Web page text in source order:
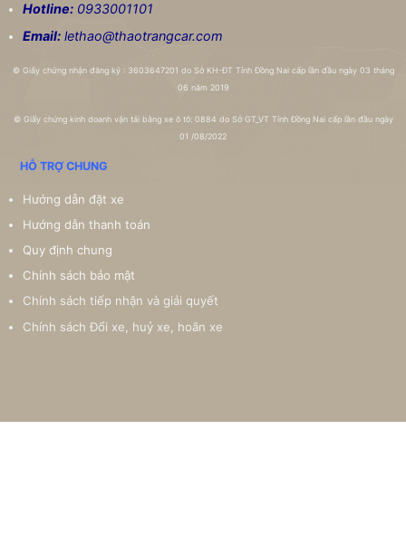
Hotline: 0933001101
Email: lethao@thaotrangcar.com
©Giấy chứng nhận đăng ký : 3603647201 do Sở KH-ĐT Tỉnh Đồng Nai cấp lần đầu ngày 03 tháng
06 năm 2019
©Giấy chứng kinh doanh vận tải bằng xe ô tô: 0884 do Sở GT_VT Tỉnh Đồng Nai cấp lần đầu ngày
01 /08/2022
HỖ TRỢ CHUNG
Hướng dẫn đặt xe
Hướng dẫn thanh toán
Quy định chung
Chính sách bảo mật
Chính sách tiếp nhận và giải quyết
Chính sách Đổi xe, huỷ xe, hoãn xe